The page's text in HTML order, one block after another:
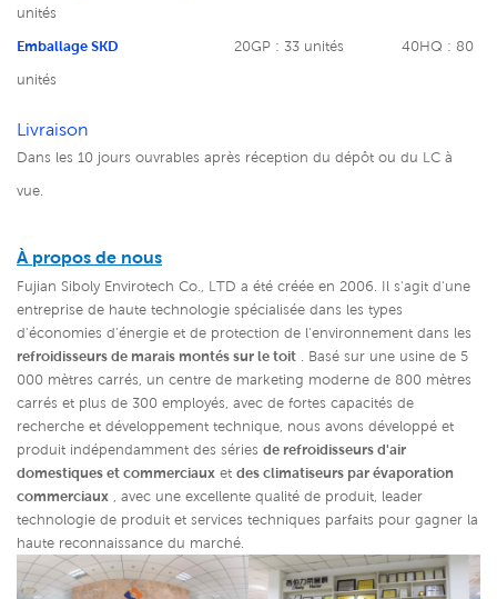
unités
Emballage SKD
20GP : 33 unités 40HQ : 80
unités
Livraison
Dans les 10 jours ouvrables après réception du dépôt ou du LC à
vue.
À propos de nous
Fujian Siboly Envirotech Co., LTD a été créée en 2006. Il s'agit d'une
entreprise de haute technologie spécialisée dans les types
d'économies d'énergie et de protection de l'environnement dans les
refroidisseurs de marais montés sur le toit . Basé sur une usine de 5
000 mètres carrés, un centre de marketing moderne de 800 mètres
carrés et plus de 300 employés, avec de fortes capacités de
recherche et développement technique, nous avons développé et
produit indépendamment des séries de refroidisseurs d'air
domestiques et commerciaux et des climatiseurs par évaporation
commerciaux
avec une excellente qualité de produit, leader
technologie de produit et services techniques parfaits pour gagner la
haute reconnaissance du marché.